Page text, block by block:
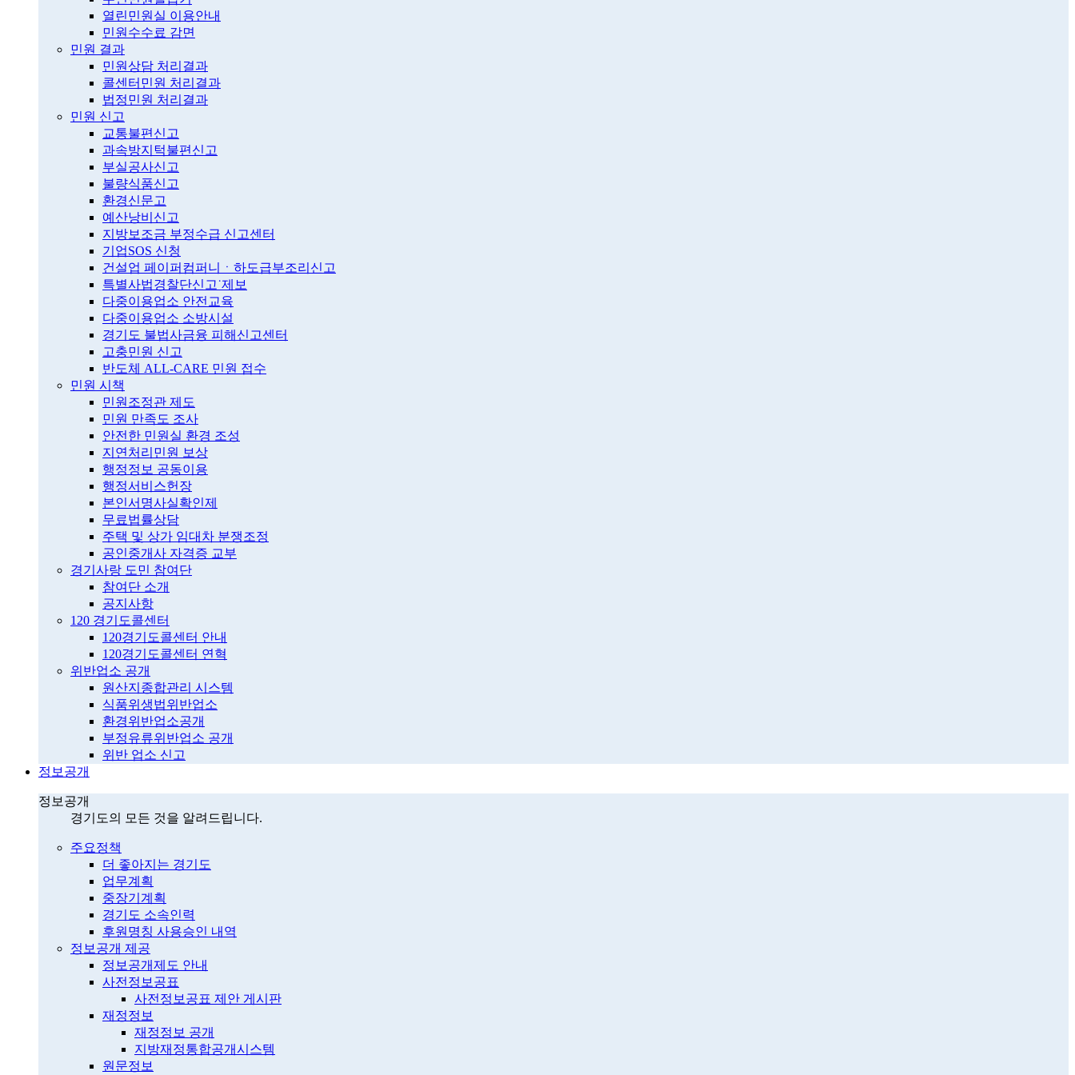
열린민원실 이용안내
민원수수료 감면
민원 결과
민원상담 처리결과
콜센터민원 처리결과
법정민원 처리결과
민원 신고
교통불편신고
과속방지턱불편신고
부실공사신고
불량식품신고
환경신문고
예산낭비신고
지방보조금 부정수급 신고센터
기업SOS 신청
건설업 페이퍼컴퍼니ㆍ하도급부조리신고
특별사법경찰단신고˙제보
다중이용업소 안전교육
다중이용업소 소방시설
경기도 불법사금융 피해신고센터
고충민원 신고
반도체 ALL-CARE 민원 접수
민원 시책
민원조정관 제도
민원 만족도 조사
안전한 민원실 환경 조성
지연처리민원 보상
행정정보 공동이용
행정서비스헌장
본인서명사실확인제
무료법률상담
주택 및 상가 임대차 분쟁조정
공인중개사 자격증 교부
경기사랑 도민 참여단
참여단 소개
공지사항
120 경기도콜센터
120경기도콜센터 안내
120경기도콜센터 연혁
위반업소 공개
원산지종합관리 시스템
식품위생법위반업소
환경위반업소공개
부정유류위반업소 공개
위반 업소 신고
정보공개
정보공개
경기도의 모든 것을 알려드립니다.
주요정책
더 좋아지는 경기도
업무계획
중장기계획
경기도 소속인력
후원명칭 사용승인 내역
정보공개 제공
정보공개제도 안내
사전정보공표
사전정보공표 제안 게시판
재정정보
재정정보 공개
지방재정통합공개시스템
원문정보